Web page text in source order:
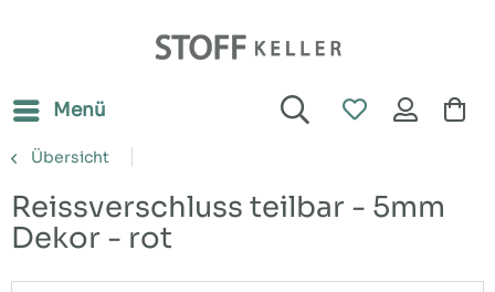
Menü
Übersicht
Reissverschluss teilbar - 5mm
Dekor - rot